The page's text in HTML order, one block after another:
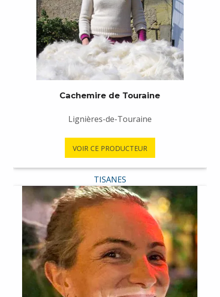
Cachemire de Touraine
Lignières-de-Touraine
VOIR CE PRODUCTEUR
TISANES